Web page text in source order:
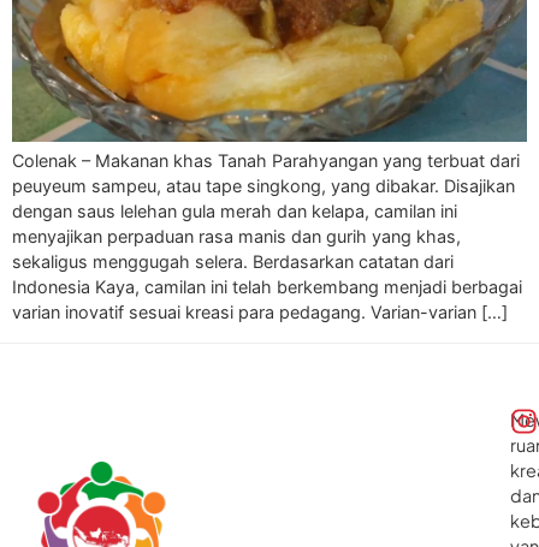
Colenak – Makanan khas Tanah Parahyangan yang terbuat dari
peuyeum sampeu, atau tape singkong, yang dibakar. Disajikan
dengan saus lelehan gula merah dan kelapa, camilan ini
menyajikan perpaduan rasa manis dan gurih yang khas,
sekaligus menggugah selera. Berdasarkan catatan dari
Indonesia Kaya, camilan ini telah berkembang menjadi berbagai
varian inovatif sesuai kreasi para pedagang. Varian-varian […]